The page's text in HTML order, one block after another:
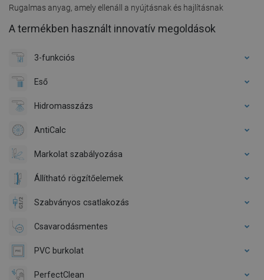
Rugalmas anyag, amely ellenáll a nyújtásnak és hajlításnak
A termékben használt innovatív megoldások
3-funkciós
Eső
Hidromasszázs
AntiCalc
Markolat szabályozása
Állítható rögzítőelemek
Szabványos csatlakozás
Csavarodásmentes
PVC burkolat
PerfectClean